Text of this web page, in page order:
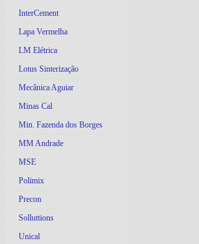
InterCement
Lapa Vermelha
LM Elétrica
Lotus Sinterização
Mecânica Aguiar
Minas Cal
Min. Fazenda dos Borges
MM Andrade
MSE
Polimix
Precon
Solluttions
Unical